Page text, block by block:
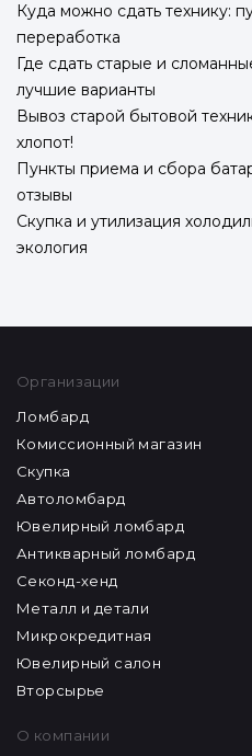
Куда можно сдать технику:
переработка
Где сдать старые и
лучшие варианты
Вывоз старой бытовой
хлопот!
Пункты приема и сбора
отзывы
Скупка и утилизация
экология
Организации
Ломбард
Комиссионный магазин
Скупка
Автоломбард
Ювелирный ломбард
Антикварный ломбард
Секонд-хенд
Металл и детали
Микрокредитная
Ювелирный салон
Вторсырье
О компании